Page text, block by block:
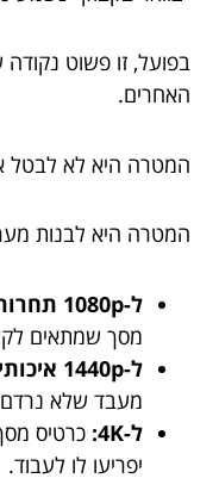
בפועל, זו פשוט
האחרים.
המטרה היא לא לבטל
המטרה היא לבנות
ל-1080p תחרותי:
מסך שמתאים
ל-1440p איכותי:
מעבד שלא
ל-4K:
כרטיס
יפריעו לו לעבוד.